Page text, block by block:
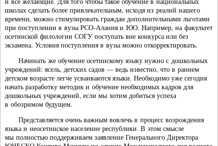
школах сделать более привлекательным, исходя из реалий нашего
времени, можно стимулировать граждан дополнительными льготами
при поступлении в вузы РСО-Алания и ЮО. Например, на факультет
осетинской филологии СОГУ поступать вне конкурса или без
экзамена. Условия поступления в вузы можно откорректировать.
Начинать же обучение осетинскому языку нужно с дошкольных
учреждений: ясель, детских садов — ведь известно, что в раннем
детском возрасте легче усваиваются языки. Необходимо уже сегодня
начать разработку методик и обучение необходимых кадров для
дошкольных учреждений, если мы хотим добиться успеха
в обозримом будущем.
Представляется очень важным вовлечь в процесс возрождения
языка и неосетинское население республики. В этом смысле
мы полностью поддерживаем заявление Генерального Директора